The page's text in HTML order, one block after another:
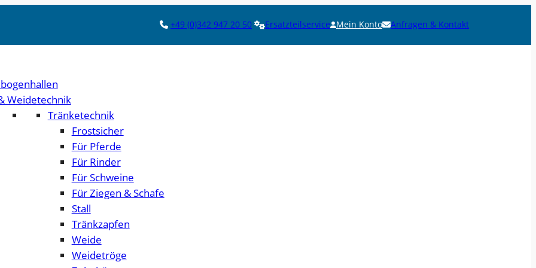
+49 (0)342 947 20 50 Ersatzteilservice Mein Konto Anfragen & Kontakt
Weidetechnik
Tränketechnik
Frostsicher
Für Pferde
Für Rinder
Für Schweine
Für Ziegen & Schafe
Stall
Tränkzapfen
Weide
Weidetröge